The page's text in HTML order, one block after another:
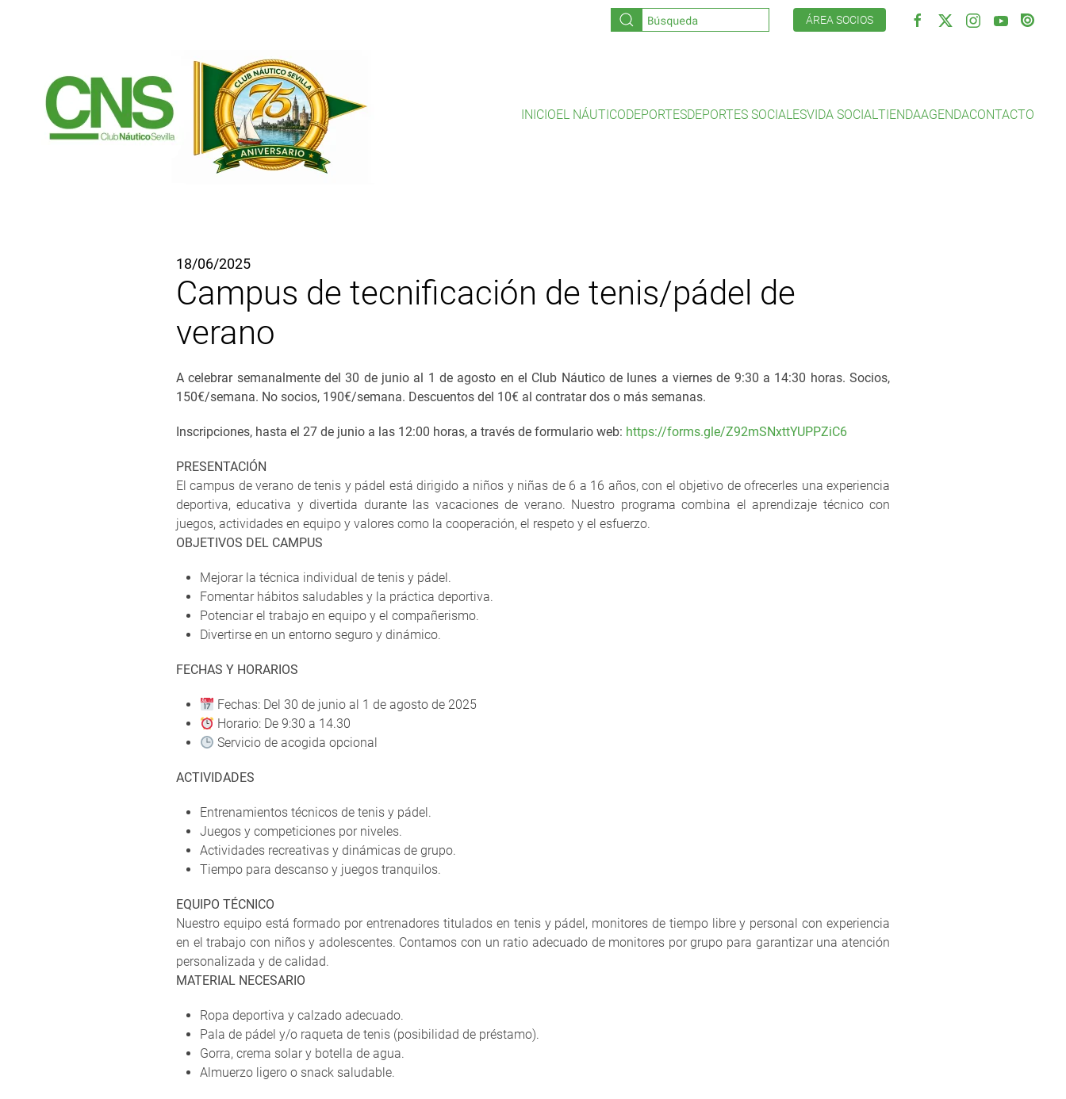
ÁREA SOCIOS
INICIOEL NÁUTICODEPORTESDEPORTES SOCIALESVIDA SOCIALTIENDAAGENDACONTACTO
18/06/2025
Campus de tecnificación de tenis/pádel de
verano
A celebrar semanalmente del 30 de junio al 1 de agosto en el Club Náutico de lunes a viernes de 9:30 a 14:30 horas. Socios,
150€/semana. No socios, 190€/semana. Descuentos del 10€ al contratar dos o más semanas.
Inscripciones, hasta el 27 de junio a las 12:00 horas, a través de formulario web: https://forms.gle/Z92mSNxttYUPPZiC6
PRESENTACIÓN
El campus de verano de tenis y pádel está dirigido a niños y niñas de 6 a 16 años, con el objetivo de ofrecerles una experiencia
deportiva, educativa y divertida durante las vacaciones de verano. Nuestro programa combina el aprendizaje técnico con
juegos, actividades en equipo y valores como la cooperación, el respeto y el esfuerzo.
OBJETIVOS DEL CAMPUS
Mejorar la técnica individual de tenis y pádel.
Fomentar hábitos saludables y la práctica deportiva.
Potenciar el trabajo en equipo y el compañerismo.
Divertirse en un entorno seguro y dinámico.
FECHAS Y HORARIOS
Fechas: Del 30 de junio al 1 de agosto de 2025
Horario: De 9:30 a 14.30
Servicio de acogida opcional
ACTIVIDADES
Entrenamientos técnicos de tenis y pádel.
Juegos y competiciones por niveles.
Actividades recreativas y dinámicas de grupo.
Tiempo para descanso y juegos tranquilos.
EQUIPO TÉCNICO
Nuestro equipo está formado por entrenadores titulados en tenis y pádel, monitores de tiempo libre y personal con experiencia
en el trabajo con niños y adolescentes. Contamos con un ratio adecuado de monitores por grupo para garantizar una atención
personalizada y de calidad.
MATERIAL NECESARIO
Ropa deportiva y calzado adecuado.
Pala de pádel y/o raqueta de tenis (posibilidad de préstamo).
Gorra, crema solar y botella de agua.
Almuerzo ligero o snack saludable.